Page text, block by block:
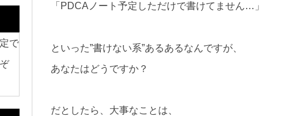
「PDCAノート予定しただけで書けてません…」
といった”書けない系”あるあるなんですが、
あなたはどうですか？
だとしたら、大事なことは、
で